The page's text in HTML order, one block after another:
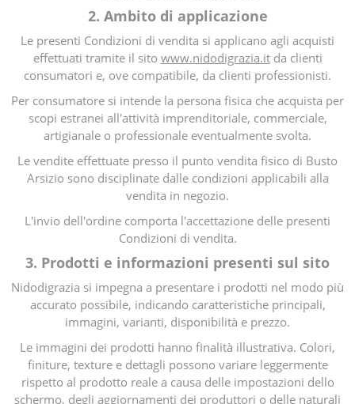
2. Ambito di applicazione
Le presenti Condizioni di vendita si applicano agli acquisti
effettuati tramite il sito www.nidodigrazia.itda clienti
consumatori e, ove compatibile, da clienti professionisti.
Per consumatore si intende la persona fisica che acquista per
scopi estranei all'attività imprenditoriale, commerciale,
artigianale o professionale eventualmente svolta.
Le vendite effettuate presso il punto vendita fisico di Busto
Arsizio sono disciplinate dalle condizioni applicabili alla
vendita in negozio.
L'invio dell'ordine comporta l'accettazione delle presenti
Condizioni di vendita.
3. Prodotti e informazioni presenti sul sito
Nidodigrazia si impegna a presentare i prodotti nel modo più
accurato possibile, indicando caratteristiche principali,
immagini, varianti, disponibilità e prezzo.
Le immagini dei prodotti hanno finalità illustrativa. Colori,
finiture, texture e dettagli possono variare leggermente
rispetto al prodotto reale a causa delle impostazioni dello
schermo, degli aggiornamenti dei produttori o delle naturali